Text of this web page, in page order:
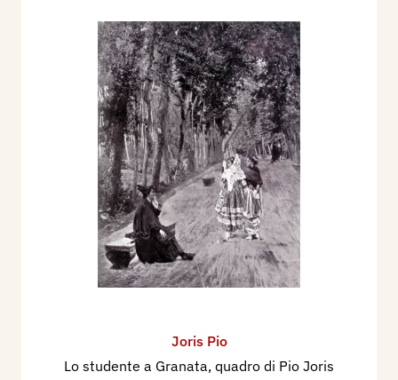
Joris Pio
Lo studente a Granata, quadro di Pio Joris